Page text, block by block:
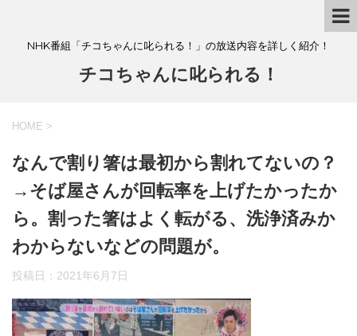
NHK番組「チコちゃんに叱られる！」の放送内容を詳しく紹介！
チコちゃんに叱られる！
HOME >
なんで割り箸は最初から割れてないの？
→そば屋さんが回転率を上げたかったか
ら。割った箸はよく転がる、洗浄済みか
わからないなどの問題が。
投稿日： 2021年6月7日